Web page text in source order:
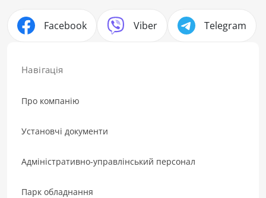
Навігація
Про компанію
Установчі документи
Адміністративно-управлінський персонал
Парк обладнання
Facebook Viber Telegram